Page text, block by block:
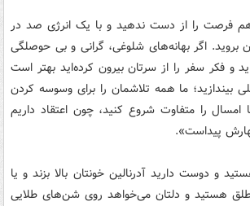
فرصت را از دست ندهید و با یک انرژی صد در
اگر بهانه‌های شلوغی، گرانی و بی حوصلگی
و فکر سفر را از سرتان بیرون کرده‌اید بهتر است
بیندازید؛ ما همه تلاشمان را برای وسوسه کردن
امسال را متفاوت شروع کنید، چون اعتقاد داریم
پیداست».
و دوست دارید آدرنالین خونتان بالا بزند و یا
هستید و دلتان می‌خواهد روی شن‌های طلایی